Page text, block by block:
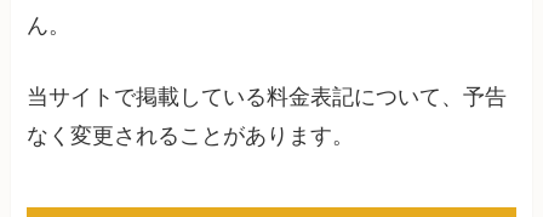
ん。
当サイトで掲載している料金表記について、予告
なく変更されることがあります。